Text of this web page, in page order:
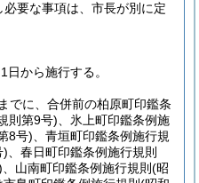
必要な事項は、市長が別に定
から施行する。
でに、合併前の柏原町印鑑条
則第9号) 、氷上町印鑑条例施
8号) 、青垣町印鑑条例施行規
) 、春日町印鑑条例施行規則
、山南町印鑑条例施行規則 (昭